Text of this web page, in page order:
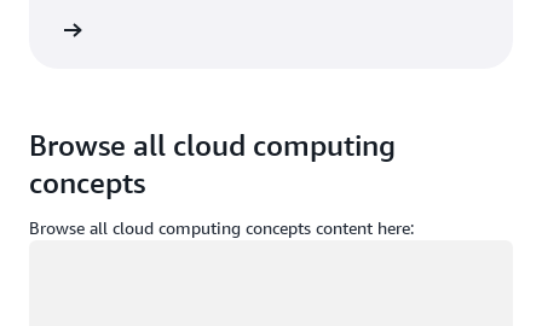
Browse all cloud computing
concepts
Browse all cloud computing concepts content here: